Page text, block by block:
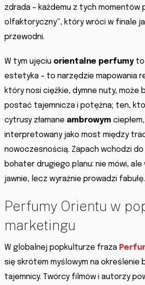
zdrada – każdemu z tych momentów
olfaktoryczny”, który wróci w finale
przewodni.
W tym ujęciu orientalne perfumyto
estetyka – to narzędzie mapowania
który nosi ciężkie, dymne nuty, może
postać tajemnicza i potężna; ten,
cytrusy złamane ambrowym
interpretowany jako most między
nowoczesnością. Zapach wchodzi do
bohater drugiego planu: nie mówi, ale
jawnie, lecz wyraźnie prowadzi fabułę.
Perfumy Orientu w
marketingu
W globalnej popkulturze fraza
się skrótem myślowym na określenie
tajemnicy. Twórcy filmów i autorzy